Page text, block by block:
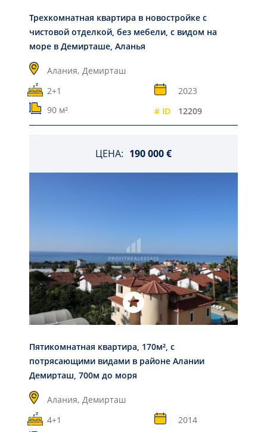
Трехкомнатная квартира в новостройке с
чистовой отделкой, без мебели, с видом на
море в Демирташе, Аланья
Алания, Демирташ
2+1
2023
90 м²
# ID 12209
ЦЕНА: 190 000 €
Пятикомнатная квартира, 170м², с
потрясающими видами в районе Алании
Демирташ, 700м до моря
Алания, Демирташ
4+1
2014